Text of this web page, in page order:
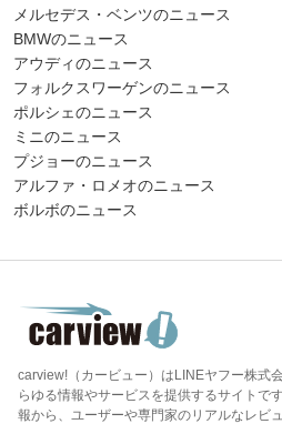
メルセデス・ベンツのニュース
BMWのニュース
アウディのニュース
フォルクスワーゲンのニュース
ポルシェのニュース
ミニのニュース
プジョーのニュース
アルファ・ロメオのニュース
ボルボのニュース
carview!（カービュー）はLINEヤフー株式
らゆる情報やサービスを提供するサイトで
報から、ユーザーや専門家のリアルなレビ